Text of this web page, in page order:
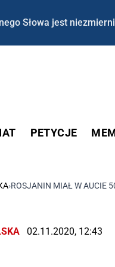
Słowa jest
PETYCJE
›ROSJANIN MIAŁ W AUCIE
02.11.2020, 12:43